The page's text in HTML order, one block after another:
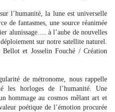
l’humanité, la lune est universelle
de fantasmes, une source réanimée
alunissage…. à l’aube de nouvelles
sur notre satellite naturel.
et Josselin Fouché / Création
de métronome, nous rappelle
les horloges de l’humanité. Une
hommage au cosmos mêlant art et
poétique de l’émotion procurée